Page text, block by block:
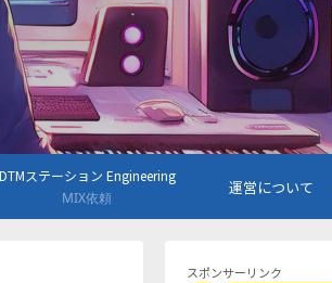
DTMステーション Engineering
MIX依頼
運営について
スポンサーリンク